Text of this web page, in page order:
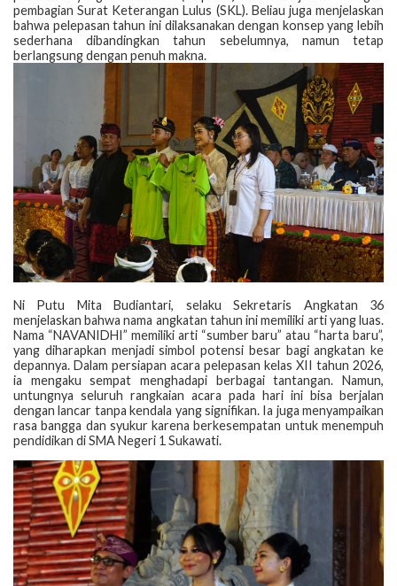
pembagian Surat Keterangan Lulus (SKL). Beliau juga menjelaskan
bahwa pelepasan tahun ini dilaksanakan dengan konsep yang lebih
sederhana dibandingkan tahun sebelumnya, namun tetap
berlangsung dengan penuh makna.
‎Ni Putu Mita Budiantari, selaku Sekretaris Angkatan 36
menjelaskan bahwa nama angkatan tahun ini memiliki arti yang luas.
Nama “NAVANIDHI” memiliki arti “sumber baru” atau “harta baru”,
yang diharapkan menjadi simbol potensi besar bagi angkatan ke
depannya. Dalam persiapan acara pelepasan kelas XII tahun 2026,
ia mengaku sempat menghadapi berbagai tantangan. Namun,
untungnya seluruh rangkaian acara pada hari ini bisa berjalan
dengan lancar tanpa kendala yang signifikan. Ia juga menyampaikan
rasa bangga dan syukur karena berkesempatan untuk menempuh
pendidikan di SMA Negeri 1 Sukawati.